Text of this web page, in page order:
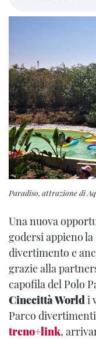
Paradiso, attrazione di
Una nuova
godersi appieno la
divertimento e
grazie alla
capofila del Polo
Cinecittà World i
Parco
treno+link,